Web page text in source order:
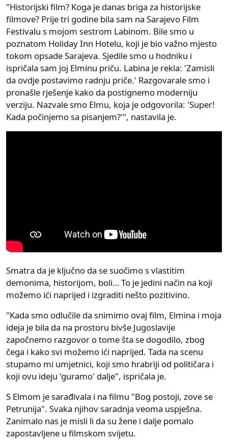
"Historijski film? Koga je danas briga za historijske
filmove? Prije tri godine bila sam na Sarajevo Film
Festivalu s mojom sestrom Labinom. Bile smo u
poznatom Holiday Inn Hotelu, koji je bio važno mjesto
tokom opsade Sarajeva. Sjedile smo u hodniku i
ispričala sam joj Elminu priču. Labina je rekla: 'Zamisli
da ovdje postavimo radnju priče.' Razgovarale smo i
pronašle rješenje kako da postignemo moderniju
verziju. Nazvale smo Elmu, koja je odgovorila: 'Super!
Kada počinjemo sa pisanjem?'", nastavila je.
Smatra da je ključno da se suočimo s vlastitim
demonima, historijom, boli… To je jedini način na koji
možemo ići naprijed i izgraditi nešto pozitivino.
"Kada smo odlučile da snimimo ovaj film, Elmina i moja
ideja je bila da na prostoru bivše Jugoslavije
započnemo razgovor o tome šta se dogodilo, zbog
čega i kako svi možemo ići naprijed. Tada na scenu
stupamo mi umjetnici, koji smo hrabriji od političara i
koji ovu ideju 'guramo' dalje", ispričala je.
S Elmom je sarađivala i na filmu "Bog postoji, zove se
Petrunija". Svaka njihov saradnja veoma uspješna.
Zanimalo nas je misli li da su žene i dalje pomalo
zapostavljene u filmskom svijetu.